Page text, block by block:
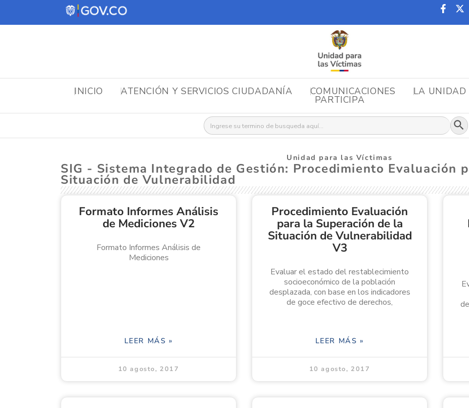
INICIO ATENCIÓN Y SERVICIOS CIUDADANÍA COMUNICACIONES LA UNIDAD
PARTICIPA
Buscar:
Unidad para las Víctimas
SIG - Sistema Integrado de Gestión: Procedimiento Evaluación
Situación de Vulnerabilidad
Formato Informes Análisis
de Mediciones V2
Formato Informes Análisis de
Mediciones
LEER MÁS »
10 agosto, 2017
Procedimiento Evaluación
para la Superación de la
Situación de Vulnerabilidad
V3
Evaluar el estado del restablecimiento
socioeconómico de la población
desplazada, con base en los indicadores
de goce efectivo de derechos,
LEER MÁS »
10 agosto, 2017